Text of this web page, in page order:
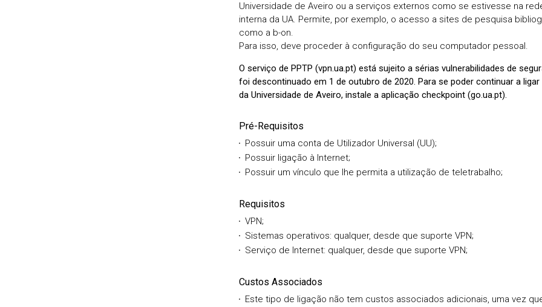
Universidade de Aveiro ou a serviços externos como se estivesse na
interna da UA. Permite, por exemplo, o acesso a sites de pesquisa
como a b-on.
Para isso, deve proceder à configuração do seu computador pessoal.
O serviço de PPTP (vpn.ua.pt) está sujeito a sérias vulnerabilidades de
foi descontinuado em 1 de outubro de 2020. Para se poder continuar a ligar
da Universidade de Aveiro, instale a aplicação checkpoint (go.ua.pt).
Pré-Requisitos
Possuir uma conta de Utilizador Universal (UU);
Possuir ligação à Internet;
Possuir um vínculo que lhe permita a utilização de teletrabalho;
Requisitos
VPN;
Sistemas operativos: qualquer, desde que suporte VPN;
Serviço de Internet: qualquer, desde que suporte VPN;
Custos Associados
Este tipo de ligação não tem custos associados adicionais, uma vez